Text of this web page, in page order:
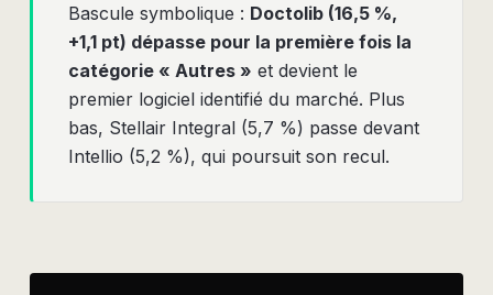
Bascule symbolique : Doctolib (16,5 %,
+1,1 pt) dépasse pour la première fois la
catégorie « Autres » et devient le
premier logiciel identifié du marché. Plus
bas, Stellair Integral (5,7 %) passe devant
Intellio (5,2 %), qui poursuit son recul.